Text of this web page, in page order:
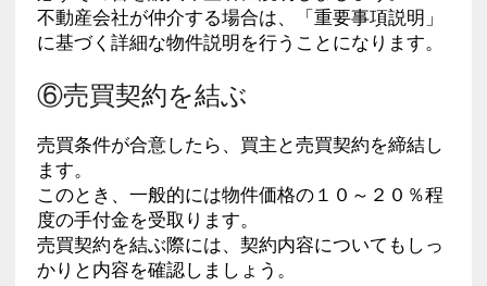
不動産会社が仲介する場合は、「重要事項説明」
に基づく詳細な物件説明を行うことになります。
⑥売買契約を結ぶ
売買条件が合意したら、買主と売買契約を締結し
ます。
このとき、一般的には物件価格の１０～２０％程
度の手付金を受取ります。
売買契約を結ぶ際には、契約内容についてもしっ
かりと内容を確認しましょう。